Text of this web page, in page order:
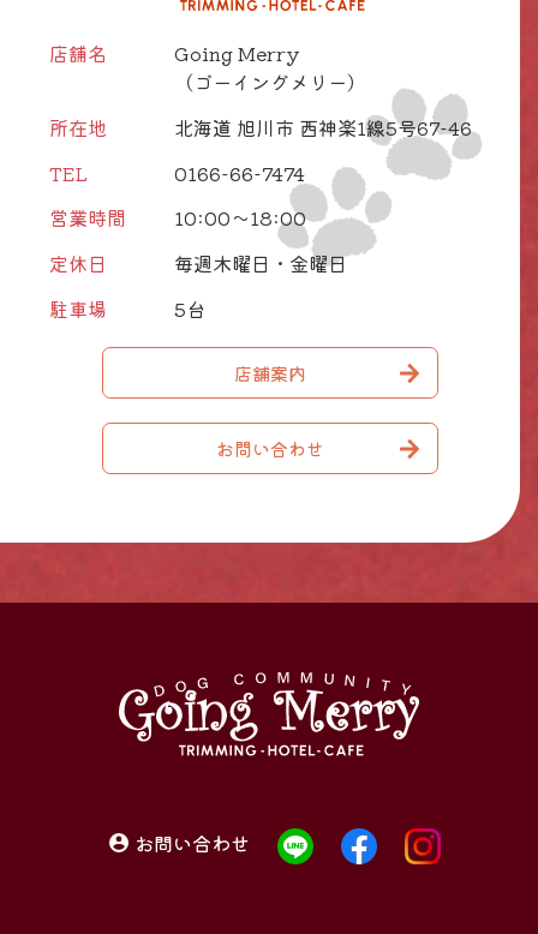
店舗名
Going Merry
（ゴーイングメリー）
所在地
北海道 旭川市 西神楽1線5号67-46
TEL
0166-66-7474
営業時間
10:00～18:00
定休日
毎週木曜日・金曜日
駐車場
5台
店舗案内
お問い合わせ
お問い合わせ